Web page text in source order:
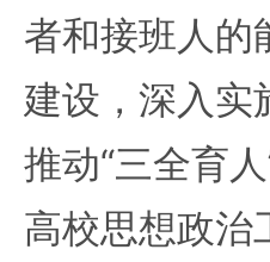
者和接班人的
建设，深入实
推动“三全育
高校思想政治